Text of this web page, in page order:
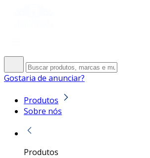
Gostaria de anunciar?
Produtos
Sobre nós
Produtos